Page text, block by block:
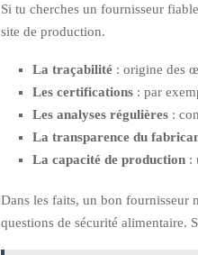
Si tu cherches un fournisseur
site de production.
La traçabilité : origine des
Les certifications : par
Les analyses régulières :
La transparence du
La capacité de production :
Dans les faits, un bon fournisseur
questions de sécurité alimentaire.